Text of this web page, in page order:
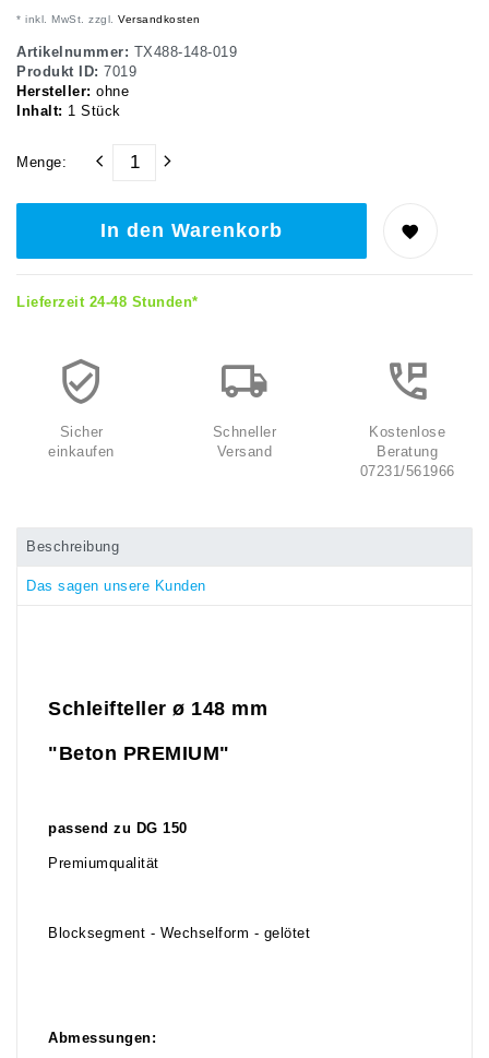
* inkl. MwSt. zzgl. Versandkosten
Artikelnummer: TX488-148-019
Produkt ID: 7019
Hersteller: ohne
Inhalt: 1 Stück
Menge:
In den Warenkorb
Lieferzeit 24-48 Stunden*
Sicher
einkaufen
Schneller
Versand
Kostenlose
Beratung
07231/561966
Beschreibung
Das sagen unsere Kunden
Schleifteller ø 148 mm
"Beton PREMIUM"
passend zu DG 150
Premiumqualität
Blocksegment - Wechselform - gelötet
Abmessungen: